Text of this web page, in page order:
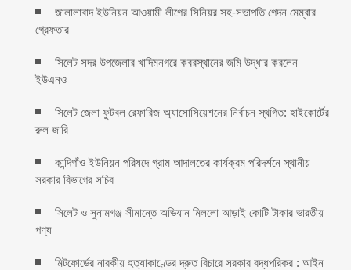
জালালাবাদ ইউনিয়ন আওয়ামী লীগের সিনিয়র সহ-সভাপতি গেদন মেম্বার
গ্রেফতার
সিলেট সদর উপজেলার খাদিমনগরে কবরস্থানের জমি উদ্ধার করলেন
ইউএনও
সিলেট জেলা ফুটবল রেফারিজ অ্যাসোসিয়েশনের নির্বাচন স্থগিত: হাইকোর্টের
রুল জারি ‎
কান্দিগাঁও ইউনিয়ন পরিষদে গ্রাম আদালতের কার্যক্রম পরিদর্শনে স্থানীয়
সরকার বিভাগের সচিব ‎
সিলেট ও সুনামগঞ্জ সীমান্তে অভিযান মিললো আড়াই কোটি টাকার ভারতীয়
পণ্য
মিটফোর্ডের নারকীয় হত্যাকাণ্ডের দ্রুত বিচারে সরকার বদ্ধপরিকর : আইন